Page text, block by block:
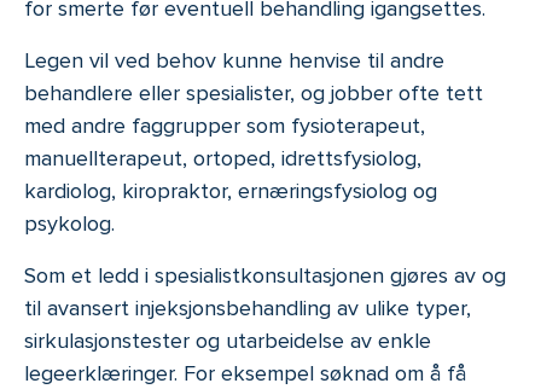
for smerte før eventuell behandling igangsettes.
Legen vil ved behov kunne henvise til andre
behandlere eller spesialister, og jobber ofte tett
med andre faggrupper som fysioterapeut,
manuellterapeut, ortoped, idrettsfysiolog,
kardiolog, kiropraktor, ernæringsfysiolog og
psykolog.
Som et ledd i spesialistkonsultasjonen gjøres av og
til avansert injeksjonsbehandling av ulike typer,
sirkulasjonstester og utarbeidelse av enkle
legeerklæringer. For eksempel søknad om å få